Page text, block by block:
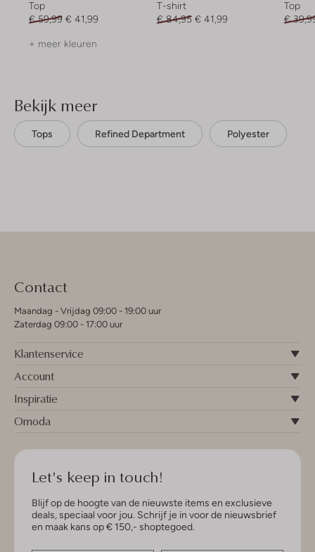
Top
€ 59,99 € 41,99
+ meer kleuren
T-shirt
€ 84,95 € 41,99
Top
€
Bekijk meer
Tops Refined Department Polyester
Contact
Maandag - Vrijdag 09:00 - 19:00 uur
Zaterdag 09:00 - 17:00 uur
Klantenservice
Account
Inspiratie
Omoda
Let's keep in touch!
Blijf op de hoogte van de nieuwste items en exclusieve
deals, speciaal voor jou. Schrijf je in voor de nieuwsbrief
en maak kans op € 150,- shoptegoed.